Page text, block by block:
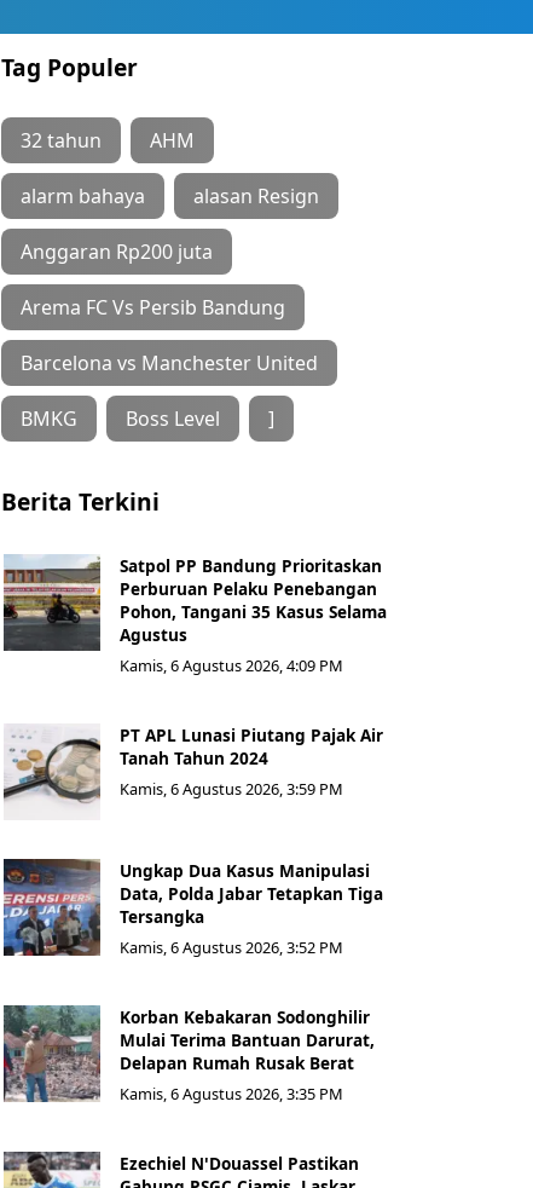
Tag Populer
32 tahun AHM
alarm bahaya alasan Resign
Anggaran Rp200 juta
Arema FC Vs Persib Bandung
Barcelona vs Manchester United
BMKG Boss Level ]
Berita Terkini
Satpol PP Bandung Prioritaskan
Perburuan Pelaku Penebangan
Pohon, Tangani 35 Kasus Selama
Agustus
Kamis, 6 Agustus 2026, 4:09 PM
PT APL Lunasi Piutang Pajak Air
Tanah Tahun 2024
Kamis, 6 Agustus 2026, 3:59 PM
Ungkap Dua Kasus Manipulasi
Data, Polda Jabar Tetapkan Tiga
Tersangka
Kamis, 6 Agustus 2026, 3:52 PM
Korban Kebakaran Sodonghilir
Mulai Terima Bantuan Darurat,
Delapan Rumah Rusak Berat
Kamis, 6 Agustus 2026, 3:35 PM
Ezechiel N'Douassel Pastikan